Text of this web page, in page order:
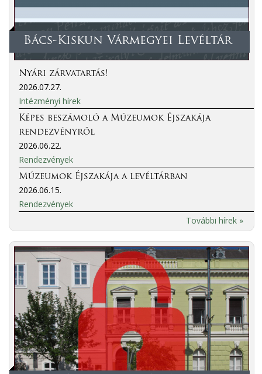
Bács-Kiskun Vármegyei Levéltár
Nyári zárvatartás!
2026.07.27.
Intézményi hírek
Képes beszámoló a Múzeumok Éjszakája
rendezvényről
2026.06.22.
Rendezvények
Múzeumok Éjszakája a levéltárban
2026.06.15.
Rendezvények
További hírek »